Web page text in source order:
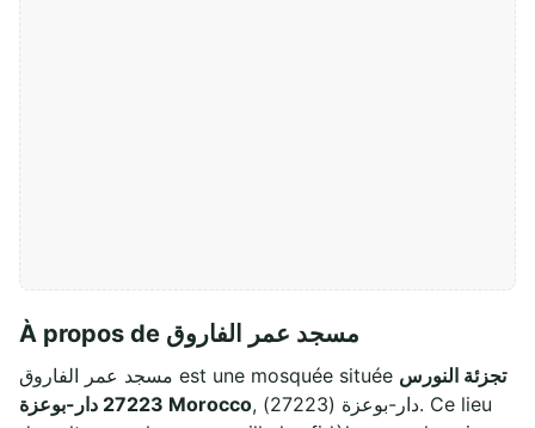
À propos de مسجد عمر الفاروق
مسجد عمر الفاروق est une mosquée située تجزئة النورس
27223 دار-بوعزة Morocco, دار-بوعزة (27223). Ce lieu